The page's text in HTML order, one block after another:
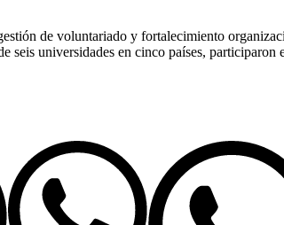
de voluntariado y fortalecimiento
seis universidades en cinco países,